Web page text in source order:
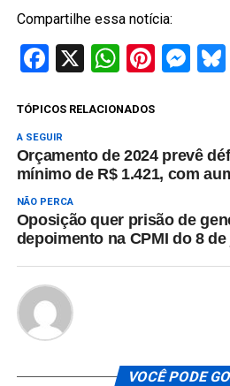
Compartilhe essa notícia:
Facebook
X
TÓPICOS RELACIONADOS
A SEGUIR
Orçamento de 2024 prevê
mínimo de R$ 1.421, com
NÃO PERCA
Oposição quer prisão de
depoimento na CPMI do 8
VOCÊ PODE